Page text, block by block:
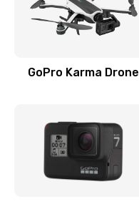
GoPro Karma Drone